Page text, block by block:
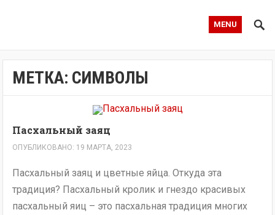
MENU
МЕТКА: СИМВОЛЫ
Пасхальный заяц
ОПУБЛИКОВАНО: 19 МАРТА, 2023
Пасхальный заяц и цветные яйца. Откуда эта
традиция? Пасхальный кролик и гнездо красивых
пасхальный яиц – это пасхальная традиция многих